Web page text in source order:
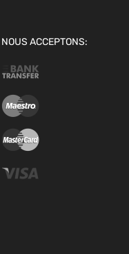
NOUS ACCEPTONS: